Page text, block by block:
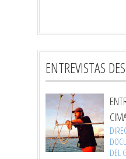
ENTREVISTAS
DEL